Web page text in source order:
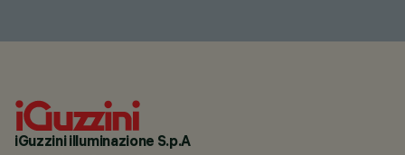
iGuzzini illuminazione S.p.A